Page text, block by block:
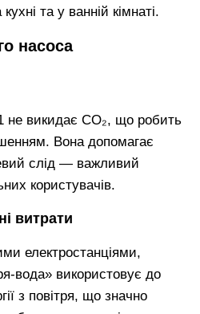
та у ванній кімнаті.
насоса
не викидає CO₂, що робить
Вона допомагає
слід — важливий
користувачів.
витрати
електростанціями,
вода» використовує до
з повітря, що значно